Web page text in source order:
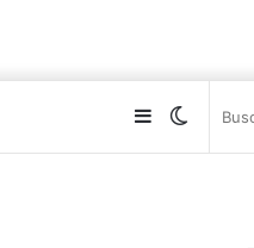
Switch
Sidebar